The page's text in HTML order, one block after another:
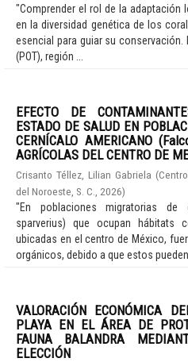
"Comprender el rol de la
en la diversidad genética de los
esencial para guiar su conservación.
(POT), región ...
EFECTO DE
ESTADO DE SALUD EN
CERNÍCALO AMERICANO
AGRÍCOLAS DEL CENTRO DE
Crisanto Téllez, Lilian Gabriela (
del Noroeste, S. C.
2026)
"En poblaciones migratorias de
sparverius) que ocupan hábitats
ubicadas en el centro de México,
orgánicos, debido a que estos pueden
VALORACIÓN ECONÓMICA
PLAYA EN EL ÁREA DE
FAUNA BALANDRA
ELECCIÓN